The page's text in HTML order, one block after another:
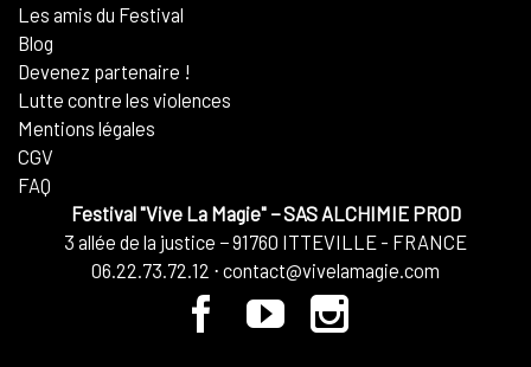
Les amis du Festival
Blog
Devenez partenaire !
Lutte contre les violences
Mentions légales
CGV
FAQ
Festival "Vive La Magie"−SAS ALCHIMIE PROD
3 allée de la justice −91760 ITTEVILLE - FRANCE
06.22.73.72.12 ⋅ contact@vivelamagie.com